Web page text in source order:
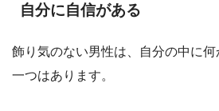
自分に自信がある
飾り気のない男性は、自分の中に
一つはあります。